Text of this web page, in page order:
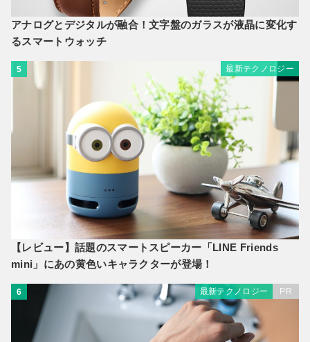
アナログとデジタルが融合！文字盤のガラスが液晶に変化す
るスマートウォッチ
5 最新テクノロジー
【レビュー】話題のスマートスピーカー「LINE Friends
mini」にあの黄色いキャラクターが登場！
6 最新テクノロジー PR